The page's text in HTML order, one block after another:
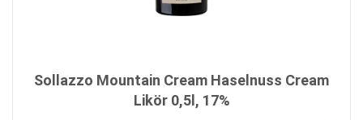
Sollazzo Mountain Cream Haselnuss Cream
Likör 0,5l, 17%